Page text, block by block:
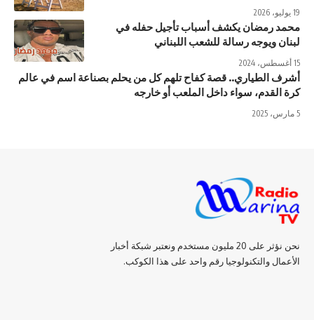
19 يوليو، 2026
محمد رمضان يكشف أسباب تأجيل حفله في
لبنان ويوجه رسالة للشعب اللبناني
15 أغسطس، 2024
أشرف الطياري.. قصة كفاح تلهم كل من يحلم بصناعة اسم في عالم
كرة القدم، سواء داخل الملعب أو خارجه
5 مارس، 2025
نحن نؤثر على 20 مليون مستخدم ونعتبر شبكة أخبار
الأعمال والتكنولوجيا رقم واحد على هذا الكوكب.